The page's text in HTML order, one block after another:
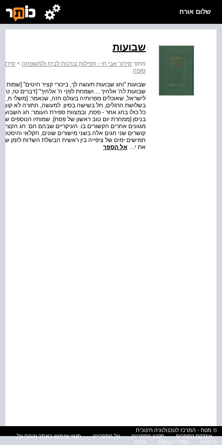
שלום אורח
שבועות
מתוך:סידור אבי חי - תפילות וברכות לבית ולמשפחה >
סופה
שבועות "וחג שבועות תעשה לך, ביכורי קציר חיטים"
שבועות לה' אלהיך ... ושמחת לפני ה' אלהיך" [דברים טז,
לישראל, שאוכלים מפרותיה בעולם הזה, שנאמר: [משלי ח,
בשלושת הרגלים, חל בשישה בסיון. למעשה, התורה לא
כל כולו בחג אחר - פסח, ובמצוות ספירת העומר: חג
בניסן [ממחרת יום טוב ראשון של פסח]. שמותיו הנוספים
מגוונים אחרים הקשורים בו. העיקריים שבהם הם: חג
קושרים שני חגים אלה בשני מישורים שונים, חקלאי
חמישים ימים של ציפייה בין ראשית הבשלת השדות לזמן
את י... אל הספר
© מטח - המרכז לטכנולוגיה חינוכית
אינדקס הספרים
תקנון הספרייה על הספרייה
תנאי שימוש באתר והגנה על
פרטיות
הסדרי נגישות עזרה